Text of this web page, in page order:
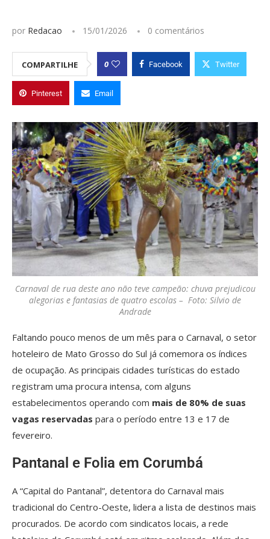
por Redacao 15/01/2026 0 comentários
COMPARTILHE 0 Facebook Twitter
Pinterest Email
Carnaval de rua deste ano não teve campeão: chuva prejudicou
alegorias e fantasias de quatro escolas – Foto: Silvio de
Andrade
Faltando pouco menos de um mês para o Carnaval, o setor
hoteleiro de Mato Grosso do Sul já comemora os índices
de ocupação. As principais cidades turísticas do estado
registram uma procura intensa, com alguns
estabelecimentos operando com mais de 80% de suas
vagas reservadas para o período entre 13 e 17 de
fevereiro.
Pantanal e Folia em Corumbá
A “Capital do Pantanal”, detentora do Carnaval mais
tradicional do Centro-Oeste, lidera a lista de destinos mais
procurados. De acordo com sindicatos locais, a rede